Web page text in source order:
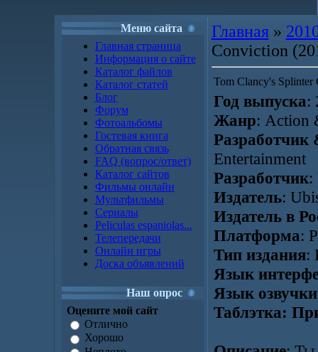
Меню сайта
Главная страница
Информация о сайте
Каталог файлов
Каталог статей
Блог
Форум
Фотоальбомы
Гостевая книга
Обратная связь
FAQ (вопрос/ответ)
Каталог сайтов
Фильмы онлайн
Мультфильмы
Сериалы
Peliculas espaniolas...
Телепередачи
Онлайн игры
Доска объявлений
Наш опрос
Оцените мой сайт
Отлично
Хорошо
Главная»
Conviction
Tom Clancy's
Год выпуска:
Жанр: Action
Разработчик
Entertainment
Разработчик:
Издатель:
Издатель в
Платформа:
Тип издания:
Язык
Язык
Таблэтка: